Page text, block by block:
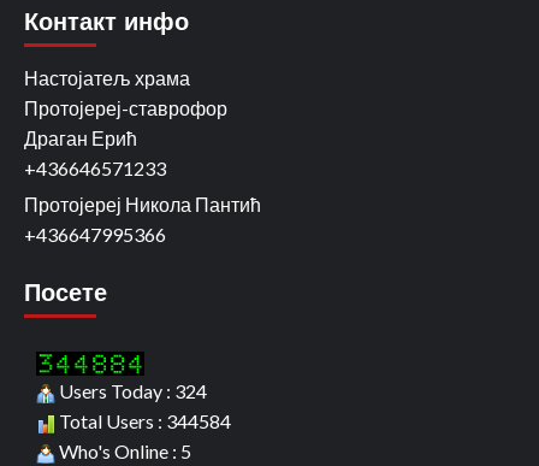
Контакт инфо
Настојатељ храма
Протојереј-ставрофор
Драган Ерић
+436646571233
Протојереј Никола Пантић
+436647995366
Посете
Users Today : 324
Total Users : 344584
Who's Online : 5